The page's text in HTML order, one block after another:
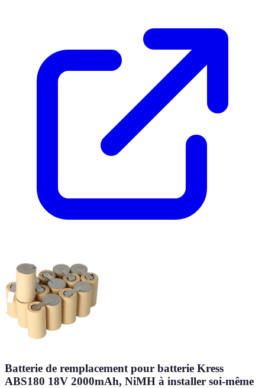
Batterie de remplacement pour batterie Kress
ABS180 18V 2000mAh, NiMH à installer soi-même